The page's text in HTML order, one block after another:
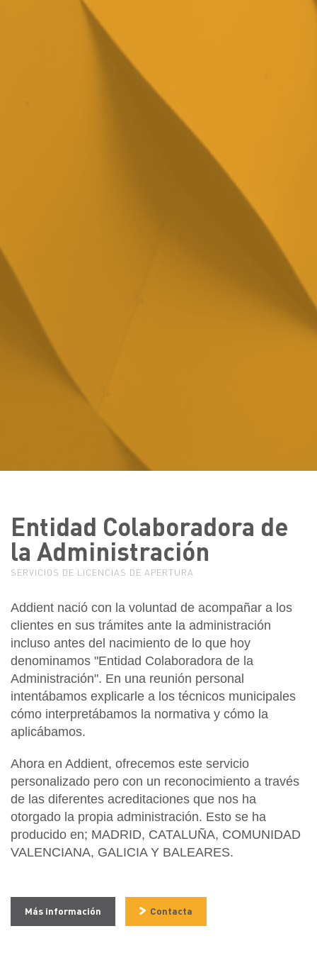
Entidad Colaboradora de
la Administración
SERVICIOS DE LICENCIAS DE APERTURA
Addient nació con la voluntad de acompañar a los
clientes en sus trámites ante la administración
incluso antes del nacimiento de lo que hoy
denominamos "Entidad Colaboradora de la
Administración". En una reunión personal
intentábamos explicarle a los técnicos municipales
cómo interpretábamos la normativa y cómo la
aplicábamos.
Ahora en Addient, ofrecemos este servicio
personalizado pero con un reconocimiento a través
de las diferentes acreditaciones que nos ha
otorgado la propia administración. Esto se ha
producido en; MADRID, CATALUÑA, COMUNIDAD
VALENCIANA, GALICIA Y BALEARES.
Más información Contacta